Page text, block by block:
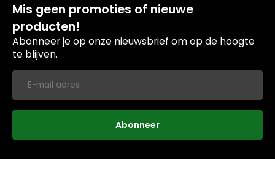
Mis geen promoties of nieuwe
producten!
Abonneer je op onze nieuwsbrief om op de hoogte
te blijven.
Abonneer